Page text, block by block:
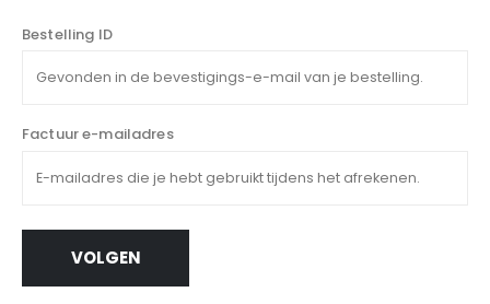
Bestelling ID
Factuur e-mailadres
VOLGEN